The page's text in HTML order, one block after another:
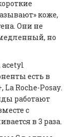
коже,
Они не
но
acetyl
есть в
, La Roche-Posay.
работают
с
в 3 раза.